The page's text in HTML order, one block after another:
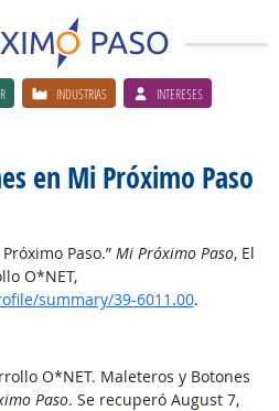
INDUSTRIAS INTERESES
en Mi Próximo Paso
Paso.” Mi Próximo Paso, El
O*NET,
summary/39-6011.00.
O*NET. Maleteros y Botones
Paso. Se recuperó August 7,